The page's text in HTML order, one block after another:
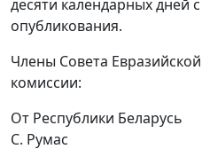
десяти календарных дней
опубликования.
Члены Совета
комиссии:
От Республики Беларусь
С. Румас